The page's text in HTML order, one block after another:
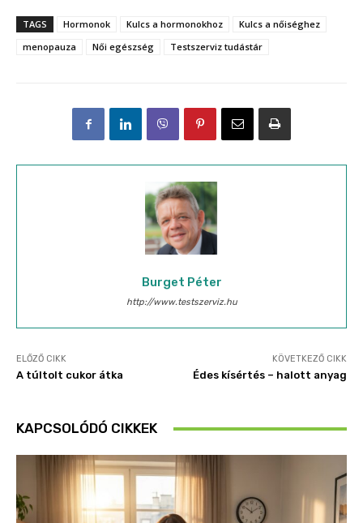
TAGS Hormonok Kulcs a hormonokhoz
Kulcs a nőiséghez
menopauza
Női egészség Testszerviz tudástár
Burget Péter
http://www.testszerviz.hu
ELŐZŐ CIKK
A túltolt cukor átka
KÖVETKEZŐ CIKK
Édes kísértés – halott anyag
KAPCSOLÓDÓ CIKKEK